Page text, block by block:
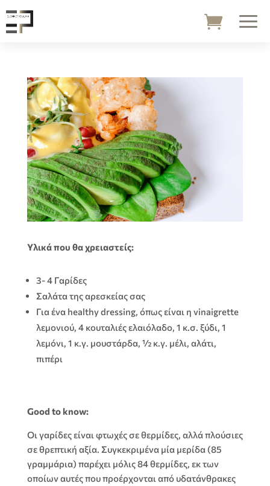
Υλικά που θα χρειαστείς:
3- 4 Γαρίδες
Σαλάτα της αρεσκείας σας
Για ένα healthy dressing, όπως είναι η vinaigrette
λεμονιού, 4 κουταλιές ελαιόλαδο, 1 κ.σ. ξύδι, 1
λεμόνι, 1 κ.γ. μουστάρδα, ½ κ.γ. μέλι, αλάτι,
πιπέρι
Good to know:
Οι γαρίδες είναι φτωχές σε θερμίδες, αλλά πλούσιες
σε θρεπτική αξία. Συγκεκριμένα μία μερίδα (85
γραμμάρια) παρέχει μόλις 84 θερμίδες, εκ των
οποίων αυτές που προέρχονται από υδατάνθρακες